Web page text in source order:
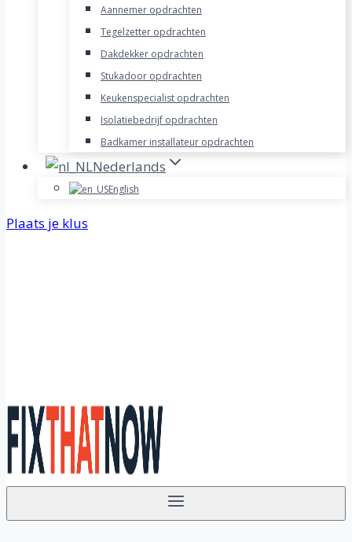
Aannemer opdrachten
Tegelzetter opdrachten
Dakdekker opdrachten
Stukadoor opdrachten
Keukenspecialist opdrachten
Isolatiebedrijf opdrachten
Badkamer installateur opdrachten
Nederlands
English
Plaats je klus